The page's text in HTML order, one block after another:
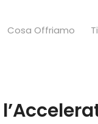
Cosa Offriamo